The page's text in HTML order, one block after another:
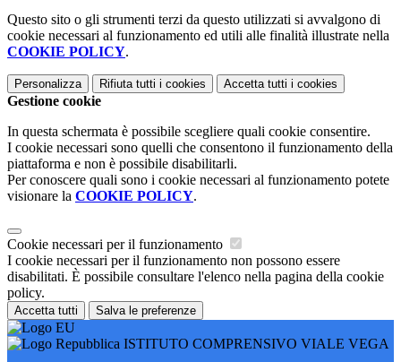
Questo sito o gli strumenti terzi da questo utilizzati si avvalgono di
cookie necessari al funzionamento ed utili alle finalità illustrate nella
COOKIE POLICY.
Personalizza Rifiuta tutti i cookies Accetta tutti i cookies
Gestione cookie
In questa schermata è possibile scegliere quali cookie consentire.
I cookie necessari sono quelli che consentono il funzionamento della
piattaforma e non è possibile disabilitarli.
Per conoscere quali sono i cookie necessari al funzionamento potete
visionare la COOKIE POLICY.
Cookie necessari per il funzionamento
I cookie necessari per il funzionamento non possono essere
disabilitati. È possibile consultare l'elenco nella pagina della cookie
policy.
Accetta tutti Salva le preferenze
ISTITUTO COMPRENSIVO VIALE VEGA